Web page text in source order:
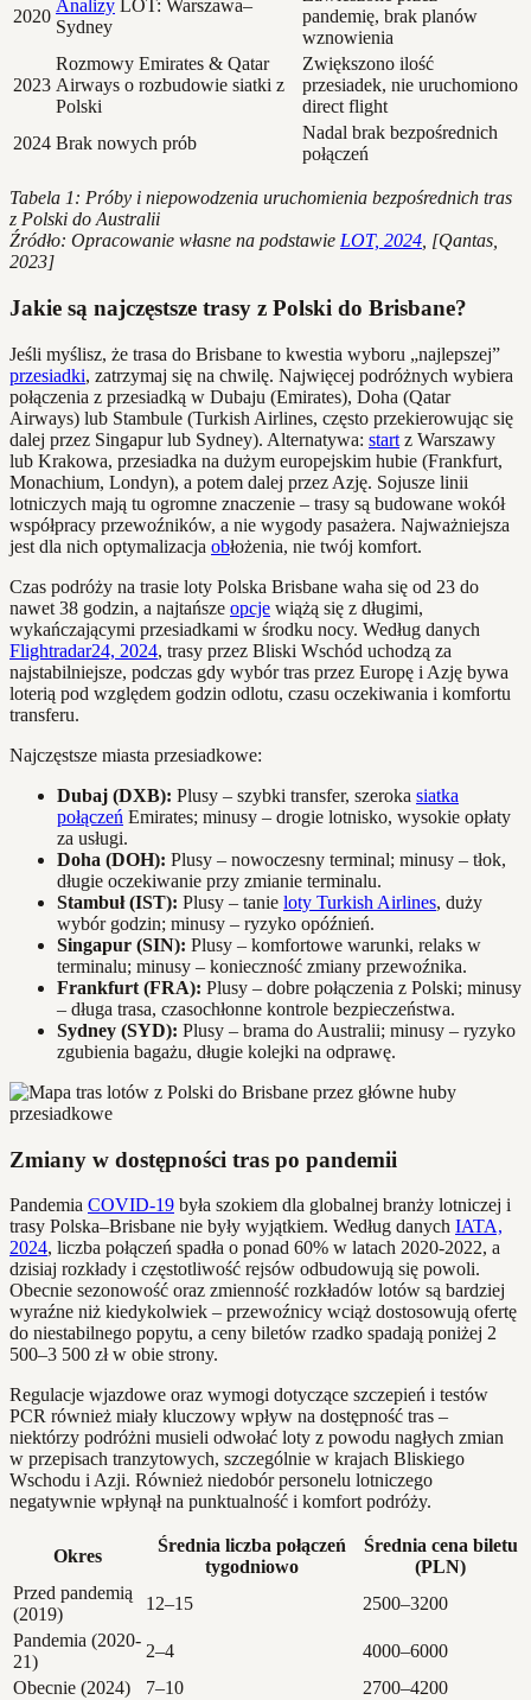
2020
Analizy LOT: Warszawa–
Sydney
pandemię, brak planów
wznowienia
2023
Rozmowy Emirates & Qatar
Airways o rozbudowie siatki z
Polski
Zwiększono ilość
przesiadek, nie uruchomiono
direct flight
2024 Brak nowych prób
Nadal brak bezpośrednich
połączeń
Tabela 1: Próby i niepowodzenia uruchomienia bezpośrednich tras
z Polski do Australii
Źródło: Opracowanie własne na podstawie LOT, 2024 , [Qantas,
2023]
Jakie są najczęstsze trasy z Polski do Brisbane?
Jeśli myślisz, że trasa do Brisbane to kwestia wyboru „najlepszej”
przesiadki, zatrzymaj się na chwilę. Najwięcej podróżnych wybiera
połączenia z przesiadką w Dubaju (Emirates), Doha (Qatar
Airways) lub Stambule (Turkish Airlines, często przekierowując się
dalej przez Singapur lub Sydney). Alternatywa: start z Warszawy
lub Krakowa, przesiadka na dużym europejskim hubie (Frankfurt,
Monachium, Londyn), a potem dalej przez Azję. Sojusze linii
lotniczych mają tu ogromne znaczenie – trasy są budowane wokół
współpracy przewoźników, a nie wygody pasażera. Najważniejsza
jest dla nich optymalizacja obłożenia, nie twój komfort.
Czas podróży na trasie loty Polska Brisbane waha się od 23 do
nawet 38 godzin, a najtańsze opcje wiążą się z długimi,
wykańczającymi przesiadkami w środku nocy. Według danych
Flightradar24, 2024, trasy przez Bliski Wschód uchodzą za
najstabilniejsze, podczas gdy wybór tras przez Europę i Azję bywa
loterią pod względem godzin odlotu, czasu oczekiwania i komfortu
transferu.
Najczęstsze miasta przesiadkowe:
Dubaj (DXB): Plusy – szybki transfer, szeroka siatka
połączeń Emirates; minusy – drogie lotnisko, wysokie opłaty
za usługi.
Doha (DOH): Plusy – nowoczesny terminal; minusy – tłok,
długie oczekiwanie przy zmianie terminalu.
Stambuł (IST): Plusy – tanie loty Turkish Airlines, duży
wybór godzin; minusy – ryzyko opóźnień.
Singapur (SIN): Plusy – komfortowe warunki, relaks w
terminalu; minusy – konieczność zmiany przewoźnika.
Frankfurt (FRA): Plusy – dobre połączenia z Polski; minusy
– długa trasa, czasochłonne kontrole bezpieczeństwa.
Sydney (SYD): Plusy – brama do Australii; minusy – ryzyko
zgubienia bagażu, długie kolejki na odprawę.
Zmiany w dostępności tras po pandemii
Pandemia COVID-19 była szokiem dla globalnej branży lotniczej i
trasy Polska–Brisbane nie były wyjątkiem. Według danych IATA,
2024, liczba połączeń spadła o ponad 60% w latach 2020-2022, a
dzisiaj rozkłady i częstotliwość rejsów odbudowują się powoli.
Obecnie sezonowość oraz zmienność rozkładów lotów są bardziej
wyraźne niż kiedykolwiek – przewoźnicy wciąż dostosowują ofertę
do niestabilnego popytu, a ceny biletów rzadko spadają poniżej 2
500–3 500 zł w obie strony.
Regulacje wjazdowe oraz wymogi dotyczące szczepień i testów
PCR również miały kluczowy wpływ na dostępność tras –
niektórzy podróżni musieli odwołać loty z powodu nagłych zmian
w przepisach tranzytowych, szczególnie w krajach Bliskiego
Wschodu i Azji. Również niedobór personelu lotniczego
negatywnie wpłynął na punktualność i komfort podróży.
Okres
Średnia liczba połączeń
tygodniowo
Średnia cena biletu
(PLN)
Przed pandemią
(2019)
12–15
2500–3200
Pandemia (2020-
21)
2–4
4000–6000
Obecnie (2024)
7–10 2700–4200